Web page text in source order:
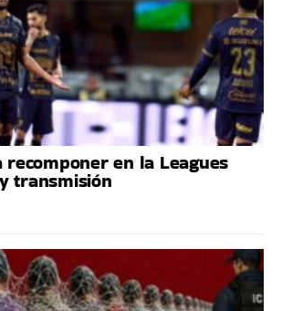
recomponer en la Leagues
transmisión